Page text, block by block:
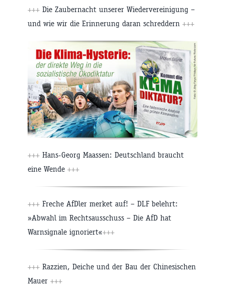
+++ Die Zaubernacht unserer Wiedervereinigung –
und wie wir die Erinnerung daran schreddern +++
+++ Hans-Georg Maassen: Deutschland braucht
eine Wende +++
+++ Freche AfDler merket auf! – DLF belehrt:
»Abwahl im Rechtsausschuss – Die AfD hat
Warnsignale ignoriert«+++
+++ Razzien, Deiche und der Bau der Chinesischen
Mauer +++